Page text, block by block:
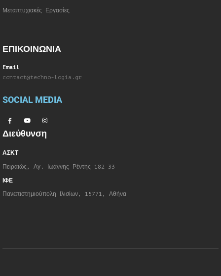
Μεταπτυχιακές Εργασίες
ΕΠΙΚΟΙΝΩΝΙΑ
Email
contact@techno-logia.gr
SOCIAL MEDIA
Διεύθυνση
ΑΣΚΤ
Πειραιώς, Αγ. Ιωάννης Ρέντης 182 33
ΙΦΕ
Πανεπιστημιούπολη Ιλισίων, 15771, Αθήνα